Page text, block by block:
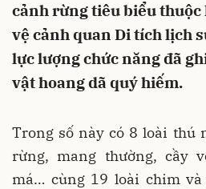
cảnh rừng tiêu biểu thuộc
vệ cảnh quan Di tích lịch
lực lượng chức năng đã
vật hoang dã quý hiếm.
Trong số này có 8 loài thú
rừng, mang thường, cầy
má… cùng 19 loài chim